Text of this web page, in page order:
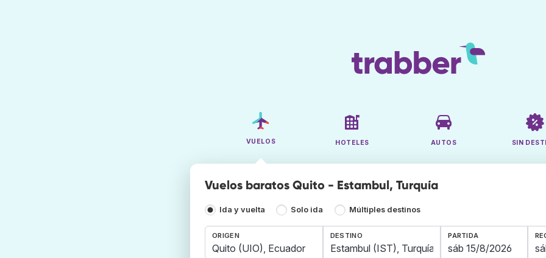
VUELOS HOTELES AUTOS SIN
Vuelos baratos Quito - Estambul, Turquía
Ida y vuelta Solo ida Múltiples destinos
ORIGEN DESTINO PARTIDA